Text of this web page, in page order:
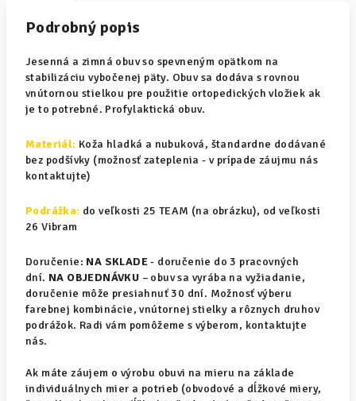
Podrobný popis
Jesenná a zimná obuv so spevneným opätkom na
stabilizáciu vybočenej päty. Obuv sa dodáva s rovnou
vnútornou stielkou pre použitie ortopedických vložiek ak
je to potrebné. Profylaktická obuv.
Materiál: Koža hladká a nubuková, štandardne dodávané
bez podšívky (možnosť zateplenia - v prípade záujmu nás
kontaktujte)
Podrážka: do veľkosti 25 TEAM (na obrázku), od veľkosti
26 Vibram
Doručenie: NA SKLADE- doručenie do 3 pracovných
dní. NA OBJEDNÁVKU – obuv sa vyrába na vyžiadanie,
doručenie môže presiahnuť 30 dní. Možnosť výberu
farebnej kombinácie, vnútornej stielky a rôznych druhov
podrážok. Radi vám pomôžeme s výberom, kontaktujte
nás.
Ak máte záujem o výrobu obuvi na mieru na základe
individuálnych mier a potrieb (obvodové a dĺžkové miery,